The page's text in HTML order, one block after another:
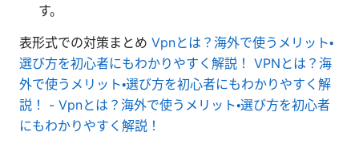
す。
表形式での対策まとめ Vpnとは？海外で使うメリット・
選び方を初心者にもわかりやすく解説！ VPNとは？海
外で使うメリット・選び方を初心者にもわかりやすく解
説！ - Vpnとは？海外で使うメリット・選び方を初心者
にもわかりやすく解説！